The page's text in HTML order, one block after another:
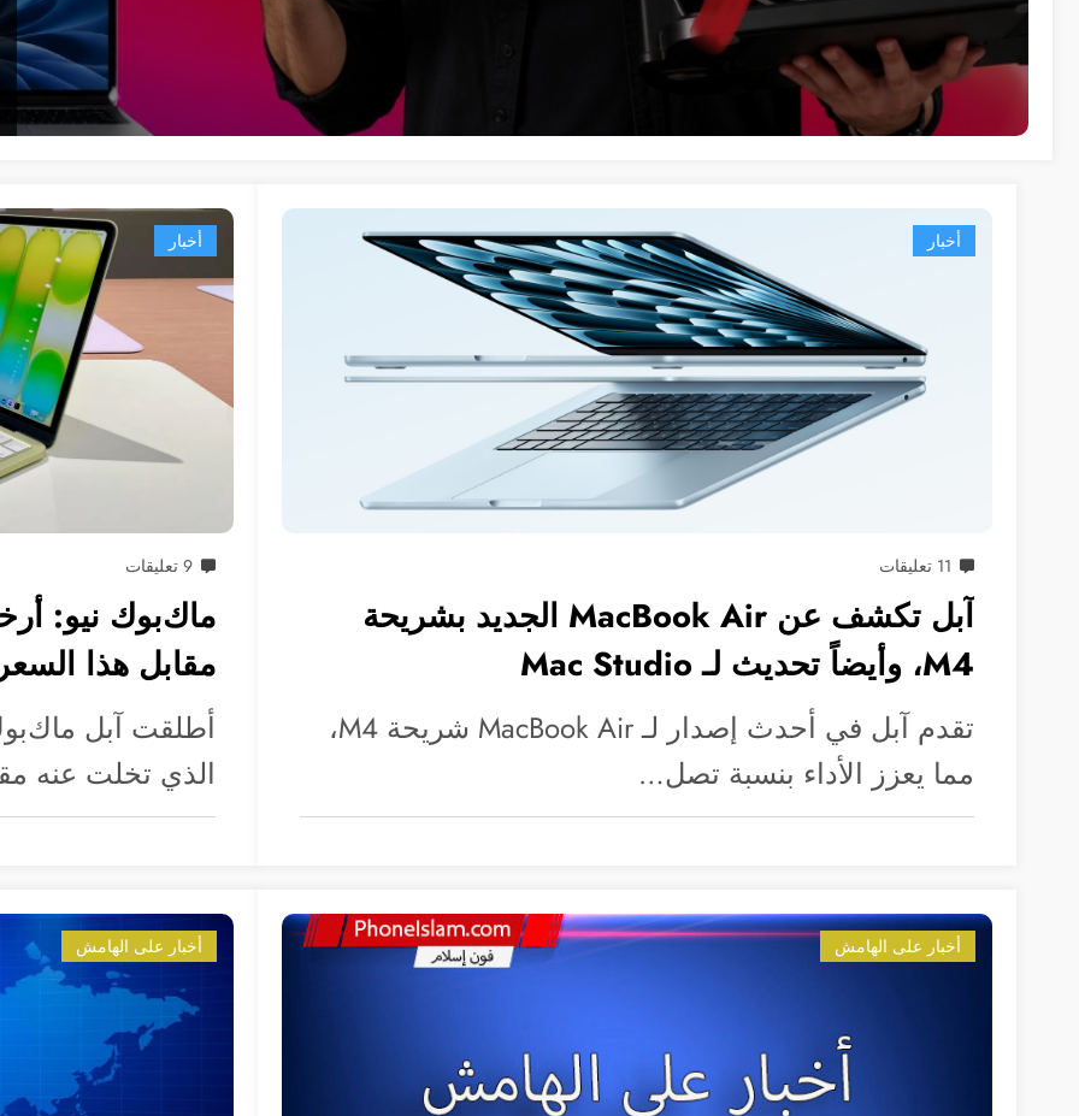
أخبار
9 تعليقات
ماك‌بوك نيو:
مقابل هذا
الذي تخلت عنه
أخبار
11 تعليقات
آبل تكشف عن MacBook Air الجديد بشريحة
M4، وأيضاً تحديث لـ Mac Studio
تقدم آبل في أحدث إصدار لـ MacBook Air شريحة M4،
مما يعزز الأداء بنسبة تصل…
أخبار على الهامش أخبار على الهامش